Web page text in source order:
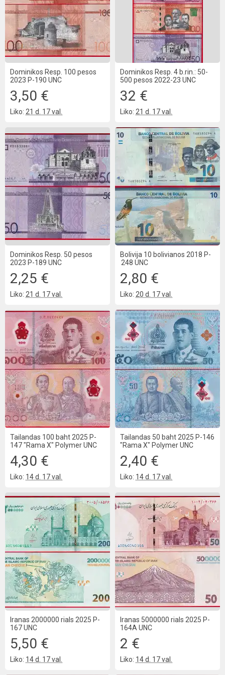
Dominikos Resp. 100 pesos
2023 P-190 UNC
3,50 €
Liko: 21 d. 17 val.
Dominikos Resp. 4 b.rin.: 50-
500 pesos 2022-23 UNC
32 €
Liko: 21 d. 17 val.
Dominikos Resp. 50 pesos
2023 P-189 UNC
2,25 €
Liko: 21 d. 17 val.
Bolivija 10 bolivianos 2018 P-
248 UNC
2,80 €
Liko: 20 d. 17 val.
Tailandas 100 baht 2025 P-
147 "Rama X" Polymer UNC
4,30 €
Liko: 14 d. 17 val.
Tailandas 50 baht 2025 P-146
"Rama X" Polymer UNC
2,40 €
Liko: 14 d. 17 val.
Iranas 2000000 rials 2025 P-
167 UNC
5,50 €
Liko: 14 d. 17 val.
Iranas 5000000 rials 2025 P-
164A UNC
2 €
Liko: 14 d. 17 val.